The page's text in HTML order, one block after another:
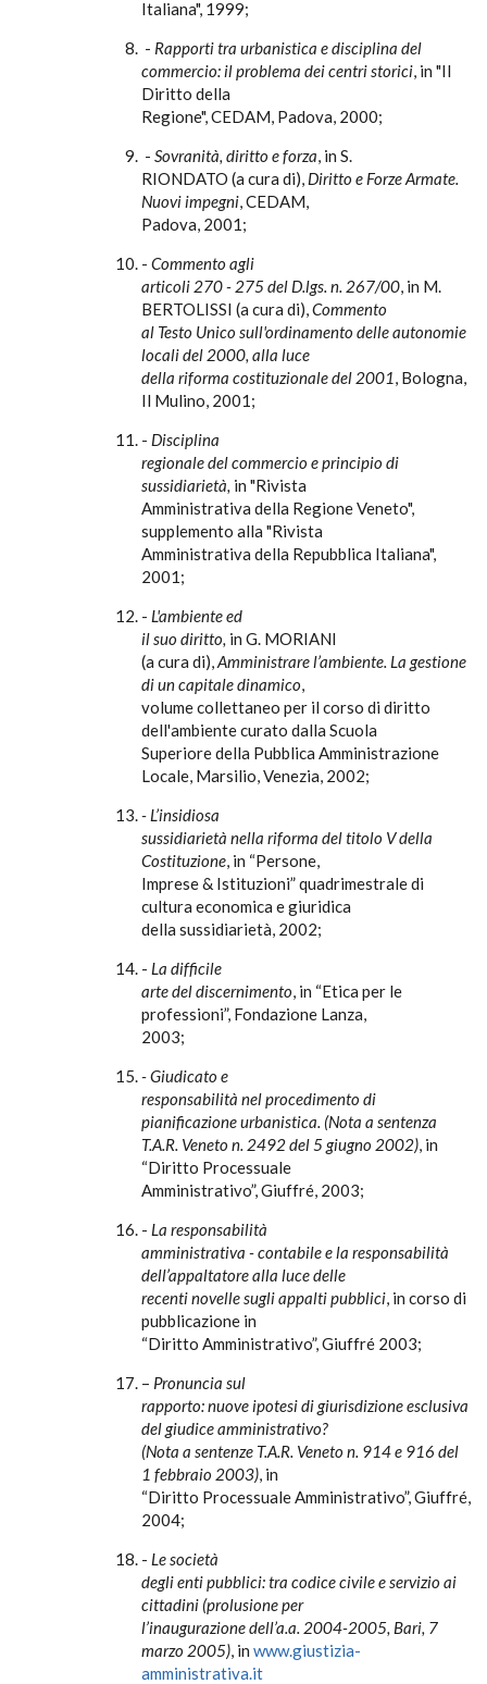
Italiana", 1999;
- Rapporti tra urbanistica e disciplina del
commercio: il problema dei centri storici, in "Il
Diritto della
Regione", CEDAM, Padova, 2000;
- Sovranità, diritto e forza, in S.
RIONDATO (a cura di), Diritto e Forze Armate.
Nuovi impegni, CEDAM,
Padova, 2001;
- Commento agli
articoli 270 - 275 del D.lgs. n. 267/00, in M.
BERTOLISSI (a cura di),Commento
al Testo Unico sull'ordinamento delle autonomie
locali del 2000, alla luce
della riforma costituzionale del 2001, Bologna,
Il Mulino, 2001;
- Disciplina
regionale del commercio e principio di
sussidiarietà, in "Rivista
Amministrativa della Regione Veneto",
supplemento alla "Rivista
Amministrativa della Repubblica Italiana",
2001;
- L'ambiente ed
il suo diritto, in G. MORIANI
(a cura di),Amministrare l’ambiente. La gestione
di un capitale dinamico,
volume collettaneo per il corso di diritto
dell'ambiente curato dalla Scuola
Superiore della Pubblica Amministrazione
Locale, Marsilio, Venezia, 2002;
- L’insidiosa
sussidiarietà nella riforma del titolo V della
Costituzione, in “Persone,
Imprese & Istituzioni” quadrimestrale di
cultura economica e giuridica
della sussidiarietà, 2002;
- La difficile
arte del discernimento, in “Etica per le
professioni”, Fondazione Lanza,
2003;
- Giudicato e
responsabilità nel procedimento di
pianificazione urbanistica. (Nota a sentenza
T.A.R. Veneto n. 2492 del 5 giugno 2002), in
“Diritto Processuale
Amministrativo”, Giuffré, 2003;
- La responsabilità
amministrativa - contabile e la responsabilità
dell’appaltatore alla luce delle
recenti novelle sugli appalti pubblici, in corso di
pubblicazione in
“Diritto Amministrativo”, Giuffré 2003;
– Pronuncia sul
rapporto: nuove ipotesi di giurisdizione esclusiva
del giudice amministrativo?
(Nota a sentenze T.A.R. Veneto n. 914 e 916 del
1 febbraio 2003), in
“Diritto Processuale Amministrativo”, Giuffré,
2004;
- Le società
degli enti pubblici: tra codice civile e servizio ai
cittadini (prolusione per
l’inaugurazione dell’a.a. 2004-2005, Bari, 7
marzo 2005), in www.giustizia-
amministrativa.it